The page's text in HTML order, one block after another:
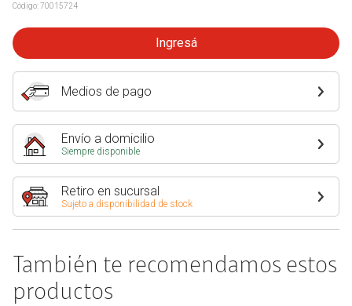
Código:70015724
Ingresá
Medios de pago
Envío a domicilio
Siempre disponible
Retiro en sucursal
Sujeto a disponibilidad de stock
También te recomendamos estos
productos